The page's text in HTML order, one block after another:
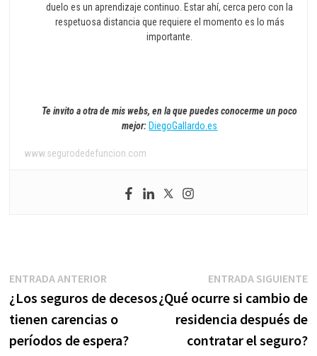
duelo es un aprendizaje continuo. Estar ahí, cerca pero con la
respetuosa distancia que requiere el momento es lo más
importante.
Te invito a otra de mis webs, en la que puedes conocerme un poco
mejor: DiegoGallardo.es
www.segurodedefuncion.com
Navegación
de
entradas
ENTRADA ANTERIOREntrada
anterior:
¿Los seguros de decesos
tienen carencias o
períodos de espera?
ENTRADA SIGUIENTE
¿Qué ocurre si cambio de
residencia después de
contratar el seguro?